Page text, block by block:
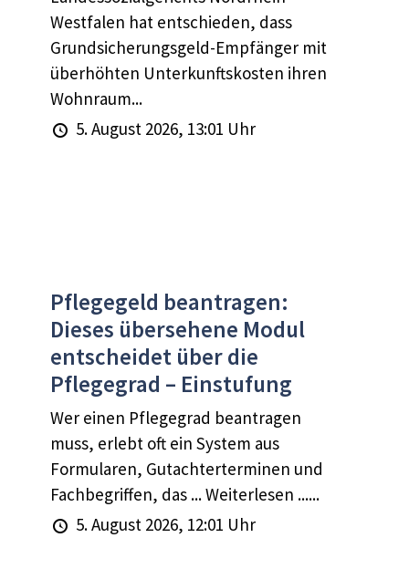
Westfalen hat entschieden, dass
Grundsicherungsgeld-Empfänger mit
überhöhten Unterkunftskosten ihren
Wohnraum...
5. August 2026, 13:01 Uhr
Pflegegeld beantragen:
Dieses übersehene Modul
entscheidet über die
Pflegegrad – Einstufung
Wer einen Pflegegrad beantragen
muss, erlebt oft ein System aus
Formularen, Gutachterterminen und
Fachbegriffen, das ... Weiterlesen ......
5. August 2026, 12:01 Uhr